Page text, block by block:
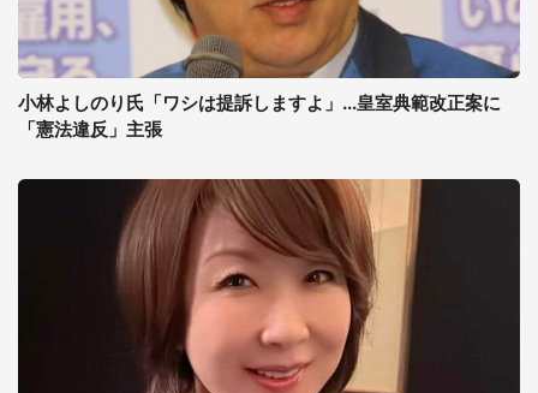
小林よしのり氏「ワシは提訴しますよ」...皇室典範改正案に
「憲法違反」主張